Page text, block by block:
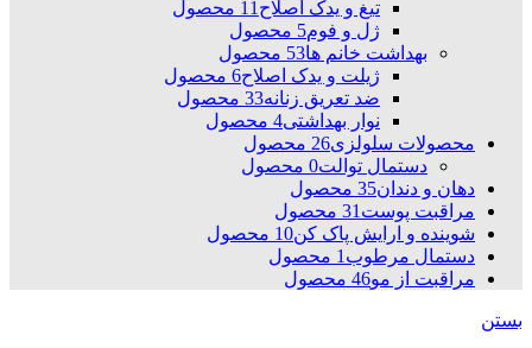
تیغ و یدک اصلاح11 محصول
ژل و فوم5 محصول
بهداشت خانم ها53 محصول
ژیلت و یدک اصلاح6 محصول
ضد تعریق زنانه33 محصول
نوار بهداشتی4 محصول
محصولات سلولزی26 محصول
دستمال توالت0 محصول
دهان و دندان35 محصول
مراقبت پوست31 محصول
شوینده و ارایش پاک کن10 محصول
دستمال مرطوب1 محصول
مراقبت از مو46 محصول
بستن